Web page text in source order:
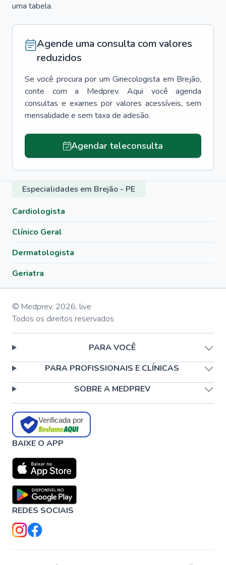
uma tabela.
Agende uma consulta com valores
reduzidos
Se você procura por um Ginecologista em Brejão,
conte com a Medprev. Aqui você agenda
consultas e exames por valores acessíveis, sem
mensalidade e sem taxa de adesão.
Agendar teleconsulta
Especialidades em Brejão - PE
Cardiologista
Clínico Geral
Dermatologista
Geriatra
© Medprev, 2026, live
Todos os direitos reservados
PARA VOCÊ
PARA PROFISSIONAIS E CLÍNICAS
SOBRE A MEDPREV
Verificada por
BAIXE O APP
REDES SOCIAIS